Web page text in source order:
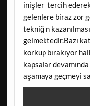
inişleri tercih
gelenlere biraz zor
tekniğin
gelmektedir.Bazı
korkup bırakıyor
kapsalar
aşamaya geçmeyi